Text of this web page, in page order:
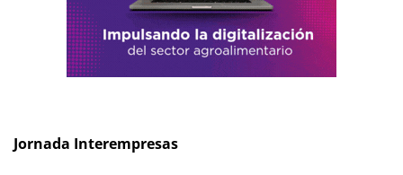
Jornada Interempresas